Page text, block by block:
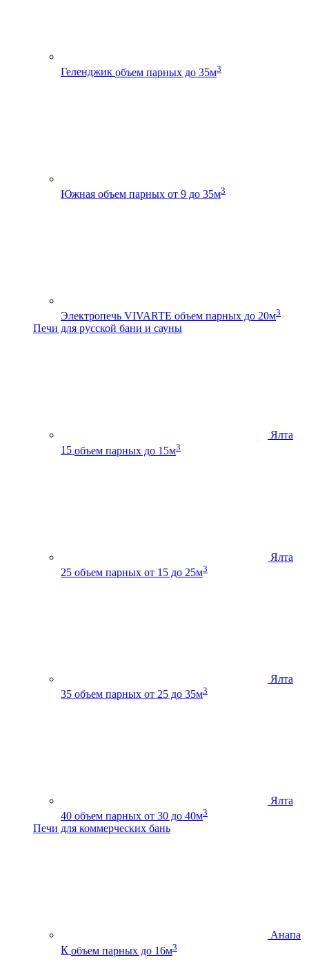
Геленджик объем парных до 35м3
Южная объем парных от 9 до 35м3
Электропечь VIVARTE объем парных до 20м3
Печи для русской бани и сауны
Ялта
15 объем парных до 15м3
Ялта
25 объем парных от 15 до 25м3
Ялта
35 объем парных от 25 до 35м3
Ялта
40 объем парных от 30 до 40м3
Печи для коммерческих бань
Анапа
К объем парных до 16м3